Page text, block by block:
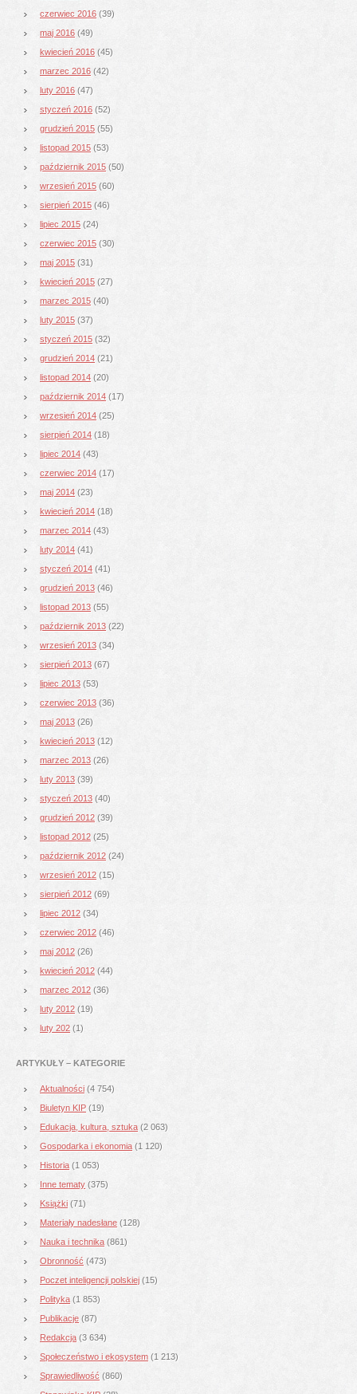
czerwiec 2016 (39)
maj 2016 (49)
kwiecień 2016 (45)
marzec 2016 (42)
luty 2016 (47)
styczeń 2016 (52)
grudzień 2015 (55)
listopad 2015 (53)
październik 2015 (50)
wrzesień 2015 (60)
sierpień 2015 (46)
lipiec 2015 (24)
czerwiec 2015 (30)
maj 2015 (31)
kwiecień 2015 (27)
marzec 2015 (40)
luty 2015 (37)
styczeń 2015 (32)
grudzień 2014 (21)
listopad 2014 (20)
październik 2014 (17)
wrzesień 2014 (25)
sierpień 2014 (18)
lipiec 2014 (43)
czerwiec 2014 (17)
maj 2014 (23)
kwiecień 2014 (18)
marzec 2014 (43)
luty 2014 (41)
styczeń 2014 (41)
grudzień 2013 (46)
listopad 2013 (55)
październik 2013 (22)
wrzesień 2013 (34)
sierpień 2013 (67)
lipiec 2013 (53)
czerwiec 2013 (36)
maj 2013 (26)
kwiecień 2013 (12)
marzec 2013 (26)
luty 2013 (39)
styczeń 2013 (40)
grudzień 2012 (39)
listopad 2012 (25)
październik 2012 (24)
wrzesień 2012 (15)
sierpień 2012 (69)
lipiec 2012 (34)
czerwiec 2012 (46)
maj 2012 (26)
kwiecień 2012 (44)
marzec 2012 (36)
luty 2012 (19)
luty 202 (1)
ARTYKUŁY – KATEGORIE
Aktualności (4 754)
Biuletyn KIP (19)
Edukacja, kultura, sztuka (2 063)
Gospodarka i ekonomia (1 120)
Historia (1 053)
Inne tematy (375)
Książki (71)
Materiały nadesłane (128)
Nauka i technika (861)
Obronność (473)
Poczet inteligencji polskiej (15)
Polityka (1 853)
Publikacje (87)
Redakcja (3 634)
Społeczeństwo i ekosystem (1 213)
Sprawiedliwość (860)